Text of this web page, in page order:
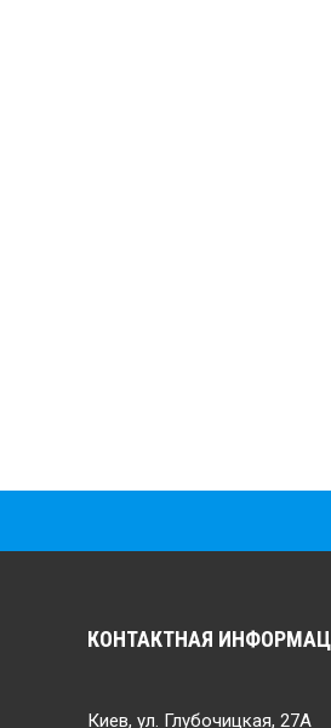
КОНТАКТНАЯ
Киев, ул. Глубочицкая, 27А